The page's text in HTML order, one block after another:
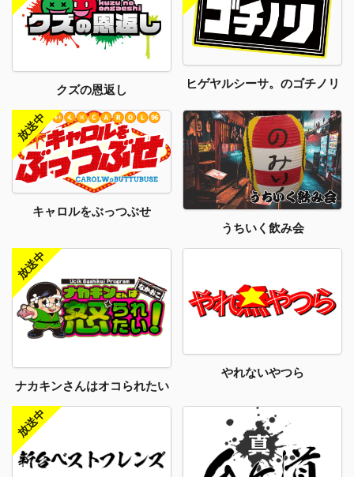
クズの恩返し ヒゲヤルシーサ。のゴチノリ
キャロルをぶっつぶせ
うちいく飲み会
ナカキンさんはオコられたい
やれないやつら